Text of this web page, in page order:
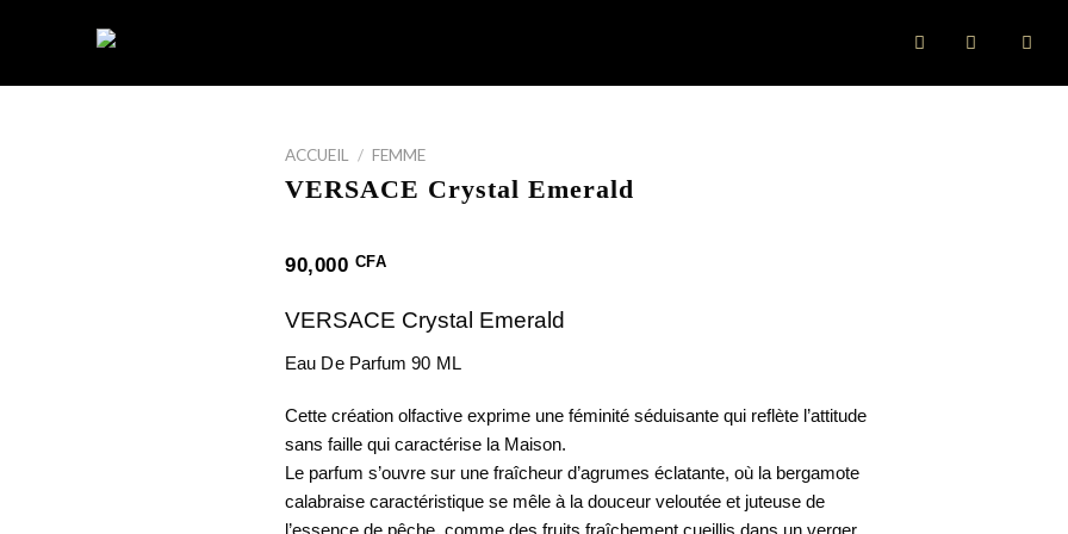
ACCUEIL / FEMME
VERSACE Crystal Emerald
90,000 CFA
VERSACE Crystal Emerald
Eau De Parfum 90 ML
Cette création olfactive exprime une féminité séduisante qui reflète l’attitude
sans faille qui caractérise la Maison.
Le parfum s’ouvre sur une fraîcheur d’agrumes éclatante, où la bergamote
calabraise caractéristique se mêle à la douceur veloutée et juteuse de
l’essence de pêche, comme des fruits fraîchement cueillis dans un verger